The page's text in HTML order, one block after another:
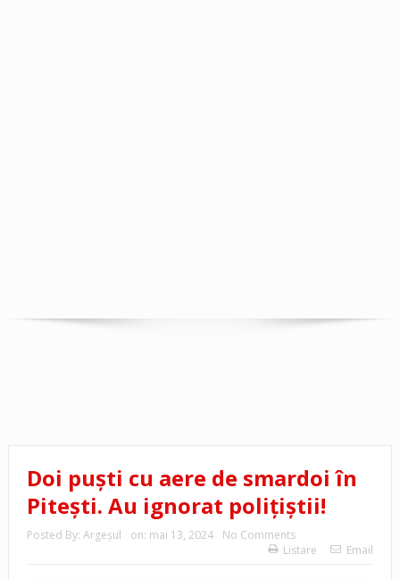
Doi puști cu aere de smardoi în
Pitești. Au ignorat polițiștii!
Posted By: Argeşul on: mai 13, 2024
No Comments
Listare
Email